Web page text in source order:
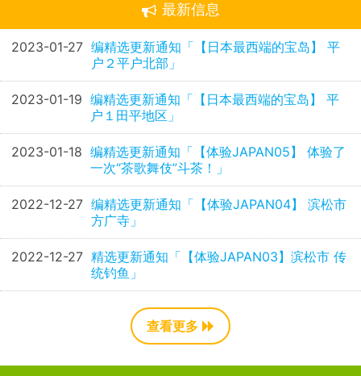
最新信息
2023-01-27 编精选更新通知「【日本最西端的宝岛】 平
户２平户北部」
2023-01-19 编精选更新通知「【日本最西端的宝岛】 平
户１田平地区」
2023-01-18 编精选更新通知「【体验JAPAN05】 体验了
一次“茶歌舞伎”斗茶！」
2022-12-27 编精选更新通知「【体验JAPAN04】 滨松市
方广寺」
2022-12-27 精选更新通知「【体验JAPAN03】滨松市 传
统钓鱼」
查看更多